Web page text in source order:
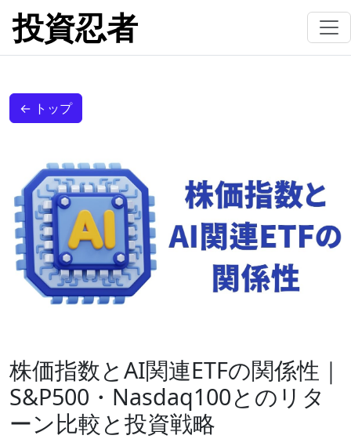
投資忍者
← トップ
株価指数とAI関連ETFの関係性｜
S&P500・Nasdaq100とのリタ
ーン比較と投資戦略